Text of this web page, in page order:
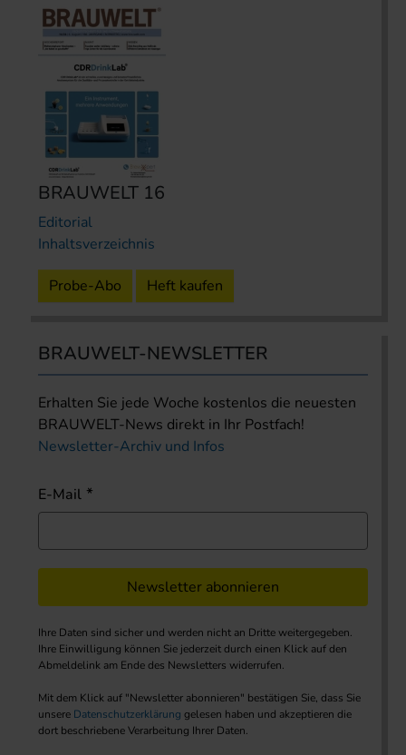
BRAUWELT 16
Editorial
Inhaltsverzeichnis
Probe-Abo Heft kaufen
BRAUWELT-NEWSLETTER
Erhalten Sie jede Woche kostenlos die neuesten
BRAUWELT-News direkt in Ihr Postfach!
Newsletter-Archiv und Infos
E-Mail
Newsletter abonnieren
Ihre Daten sind sicher und werden nicht an Dritte weitergegeben.
Ihre Einwilligung können Sie jederzeit durch einen Klick auf den
Abmeldelink am Ende des Newsletters widerrufen.
Mit dem Klick auf "Newsletter abonnieren" bestätigen Sie, dass Sie
unsere Datenschutzerklärung gelesen haben und akzeptieren die
dort beschriebene Verarbeitung Ihrer Daten.